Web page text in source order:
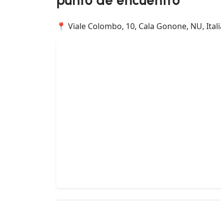
📍 Viale Colombo, 10, Cala Gonone, NU,